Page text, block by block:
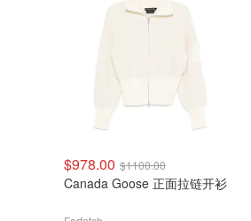
$978.00 $1100.00
Canada Goose 正面拉链开衫